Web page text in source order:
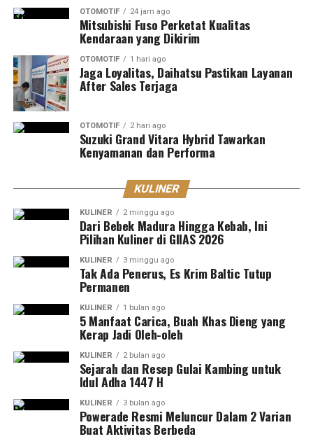
OTOMOTIF 24 jam ago
Mitsubishi Fuso Perketat Kualitas
Kendaraan yang Dikirim
OTOMOTIF 1 hari ago
Jaga Loyalitas, Daihatsu Pastikan Layanan
After Sales Terjaga
OTOMOTIF 2 hari ago
Suzuki Grand Vitara Hybrid Tawarkan
Kenyamanan dan Performa
KULINER
KULINER 2 minggu ago
Dari Bebek Madura Hingga Kebab, Ini
Pilihan Kuliner di GIIAS 2026
KULINER 3 minggu ago
Tak Ada Penerus, Es Krim Baltic Tutup
Permanen
KULINER 1 bulan ago
5 Manfaat Carica, Buah Khas Dieng yang
Kerap Jadi Oleh-oleh
KULINER 2 bulan ago
Sejarah dan Resep Gulai Kambing untuk
Idul Adha 1447 H
KULINER 3 bulan ago
Powerade Resmi Meluncur Dalam 2 Varian
Buat Aktivitas Berbeda